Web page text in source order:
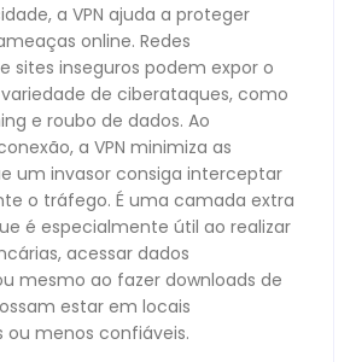
a VPN ajuda a proteger
online. Redes
sites inseguros podem expor o
de ciberataques, como
e roubo de dados. Ao
a VPN minimiza as
um invasor consiga interceptar
o tráfego. É uma camada extra
é especialmente útil ao realizar
acessar dados
mesmo ao fazer downloads de
estar em locais
ou menos confiáveis.